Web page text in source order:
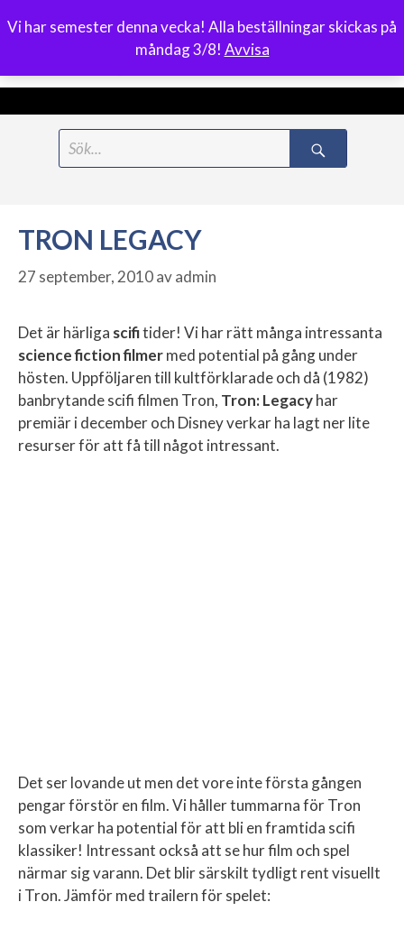
Vi har semester denna vecka! Alla beställningar skickas på
måndag 3/8! Avvisa
0
Meny
TRON LEGACY
27 september, 2010avadmin
Det är härliga scifitider! Vi har rätt många intressanta
science fiction filmermed potential på gång under
hösten. Uppföljaren till kultförklarade och då (1982)
banbrytande scifi filmen Tron, Tron: Legacyhar
premiär i december och Disney verkar ha lagt ner lite
resurser för att få till något intressant.
Det ser lovande ut men det vore inte första gången
pengar förstör en film. Vi håller tummarna för Tron
som verkar ha potential för att bli en framtida scifi
klassiker! Intressant också att se hur film och spel
närmar sig varann. Det blir särskilt tydligt rent visuellt
i Tron. Jämför med trailern för spelet: